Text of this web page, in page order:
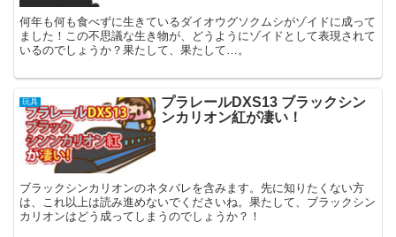
何年も何も食べずに生きているダイオウグソクムシがゾイドに成って
ました！この不思議な生き物が、どうようにゾイドとして表現されて
いるのでしょうか？果たして、果たして…。
玩具
プラレールDXS13 ブラックシン
ンカリオン紅が凄い！
ブラックシンカリオンのネタバレを含みます。先に知りたくない方
は、これ以上は読み進めないでくださいね。果たして、ブラックシン
カリオンはどう成ってしまうのでしょうか？！